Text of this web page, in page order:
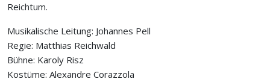
Reichtum.
Musikalische Leitung: Johannes Pell
Regie: Matthias Reichwald
Bühne: Karoly Risz
Kostüme: Alexandre Corazzola